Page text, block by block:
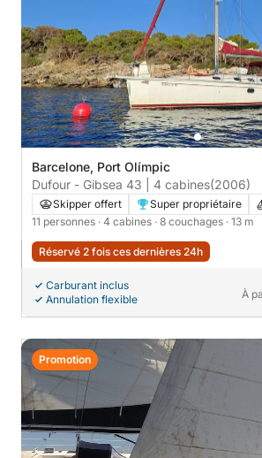
Barcelone, Port Olímpic
Dufour - Gibsea 43 | 4 cabines(2006)
Skipper offert Super propriétaire
11 personnes · 4 cabines · 8 couchages · 13 m
Réservé 2 fois ces dernières 24h
Carburant inclus
Annulation flexible
À
Promotion